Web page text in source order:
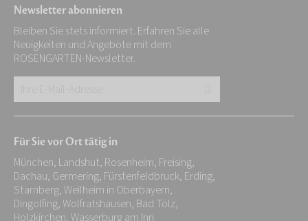
Newsletter abonnieren
Bleiben Sie stets informiert. Erfahren Sie alle
Neuigkeiten und Angebote mit dem
ROSENGARTEN-Newsletter.
Adresse:
*
Für Sie vor Ort tätig in
München, Landshut, Rosenheim, Freising,
Dachau, Germering, Fürstenfeldbruck, Erding,
Starnberg, Weilheim in Oberbayern,
Dingolfing, Wolfratshausen, Bad Tölz,
Holzkirchen, Wasserburg am Inn